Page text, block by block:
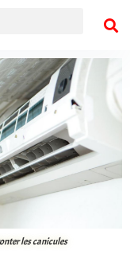
les canicules